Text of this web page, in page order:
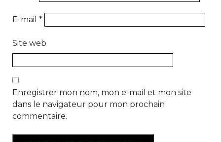
E-mail *
Site web
Enregistrer mon nom, mon e-mail et mon site
dans le navigateur pour mon prochain
commentaire.